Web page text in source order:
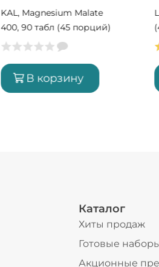
KAL, Magnesium Malate
400, 90 табл (45 порций)
В корзину
Каталог
Хиты продаж
Готовые
Акционные